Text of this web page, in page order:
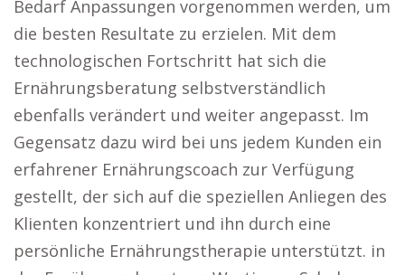
Bedarf Anpassungen vorgenommen werden, um
die besten Resultate zu erzielen. Mit dem
technologischen Fortschritt hat sich die
Ernährungsberatung selbstverständlich
ebenfalls verändert und weiter angepasst. Im
Gegensatz dazu wird bei uns jedem Kunden ein
erfahrener Ernährungscoach zur Verfügung
gestellt, der sich auf die speziellen Anliegen des
Klienten konzentriert und ihn durch eine
persönliche Ernährungstherapie unterstützt. in